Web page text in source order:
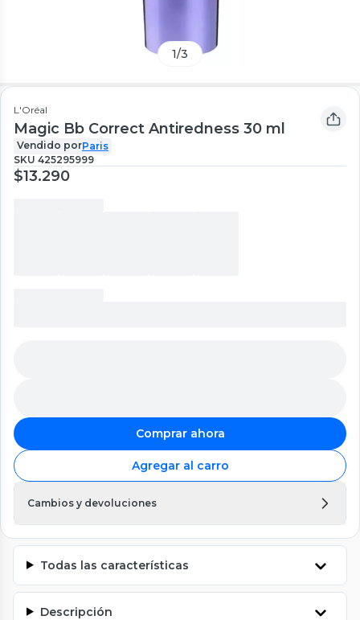
1/3
L'Oréal
Magic Bb Correct Antiredness 30 ml
Vendido porParis
SKU 425295999
$13.290
Comprar ahora
Agregar al carro
Cambios y devoluciones
Todas las características
Descripción